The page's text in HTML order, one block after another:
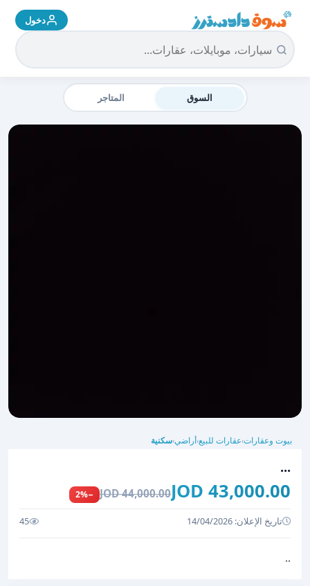
سوق دادسترز الرئيسية دخول
السوق المتاجر
بيوت وعقارات›عقارات للبيع›أراضي›سكنية
...
43,000.00 JOD
44,000.00 JOD
−2%
تاريخ الإعلان: 14/04/2026 45
..